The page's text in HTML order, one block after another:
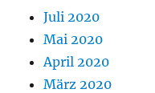
Juli 2020
Mai 2020
April 2020
März 2020